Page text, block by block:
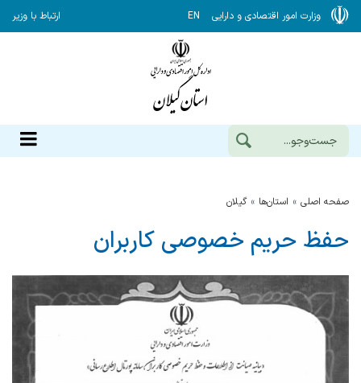
وزارت امور اقتصادی و دارایی EN ارتباط با وزیر
صفحه اصلی استان‌ها گيلان
حفظ حریم خصوصی کاربران